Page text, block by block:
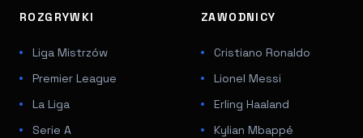
ROZGRYWKI
Liga Mistrzów
Premier League
La Liga
Serie A
ZAWODNICY
Cristiano Ronaldo
Lionel Messi
Erling Haaland
Kylian Mbappé